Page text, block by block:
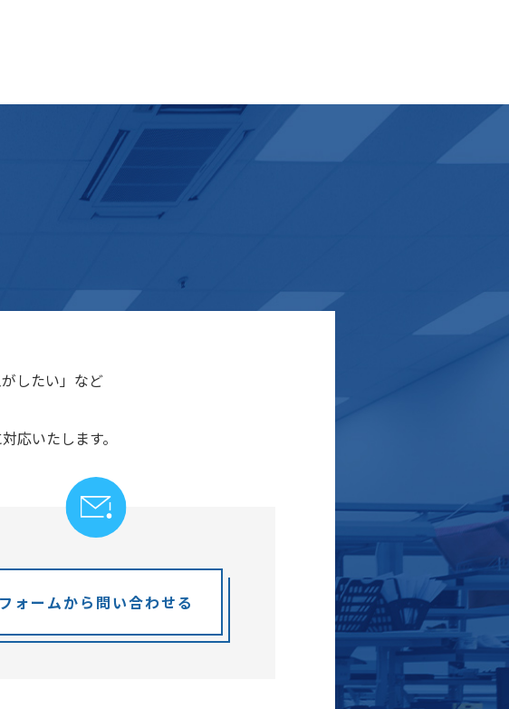
したい」など
応いたします。
フォームから問い合わせる